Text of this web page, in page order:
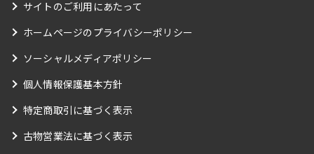
サイトのご利用にあたって
ホームページのプライバシーポリシー
ソーシャルメディアポリシー
個人情報保護基本方針
特定商取引に基づく表示
古物営業法に基づく表示